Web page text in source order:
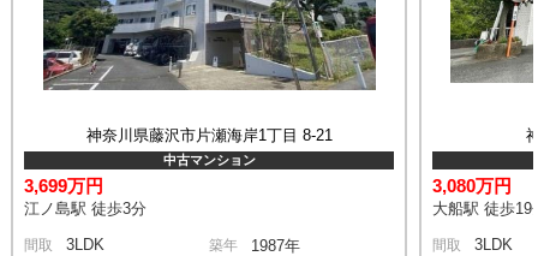
神奈川県藤沢市片瀬海岸1丁目 8-21
中古マンション
3,699万円
江ノ島駅 徒歩3分
間取 3LDK 築年 1987年
3,080万円
大船駅 徒歩19
間取 3LDK